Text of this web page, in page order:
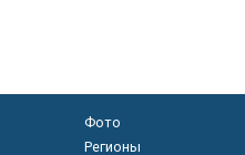
Фото
Регионы